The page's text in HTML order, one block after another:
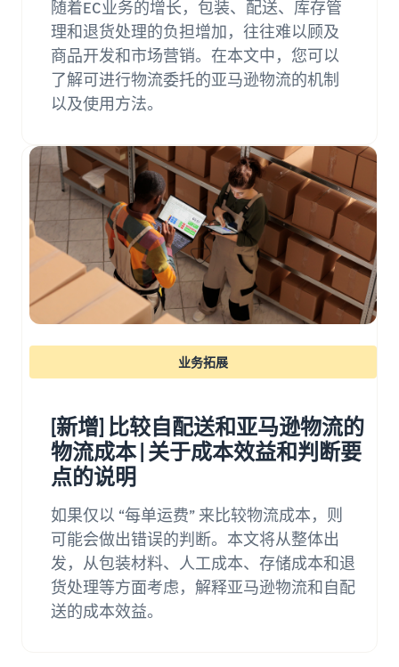
家入
门大
礼包
利用这
些权
益，以
价格开
始使用
新卖家
指南。
最高
787.5 万
日元的
品牌销
售额返
可快速
比较不
同配送
方式的
成本。
亚马逊广告
通过赞助广告提高知名度和
购买量
限时优惠
查看其他计划
亚马逊
物流
（FBA）
送代理服
入您的商
品，亚马逊
即可处理从
接受订单到
和退货处理
的所有事
宜，从而减
少麻烦并提
高销售效
率。
新卖家入门大礼包
最高返还 787.5 万日元
亚马逊物流新选品优
为新的亚马逊物流卖家提供
JAPAN STORE 计划
支持日本品牌在海外的销售
渠道
咨询服务
专职顾问帮助您发展业务
查看所有计划
亚马逊品
牌注册
（Brand
Registry）
在Amazon Brand
Registry中注册
品牌，即可使用
各种品牌建设工
具和品牌保护权
解释 EC 的基础知识和结构
关于线上销售
介绍线上销售的基本步骤
什么是商城？
介绍商城的概念以及如何在
亚马逊商城销售
什么是配送代理服
务？
如何配送、退货以及服务客
户
优化库存管理
有效管理库存的 5 个要点
如何创立品牌？
品牌创立步骤和案例介绍
随着EC业务的增长，包装、配送、库存管
理和退货处理的负担增加，往往难以顾及
商品开发和市场营销。在本文中，您可以
了解可进行物流委托的亚马逊物流的机制
以及使用方法。
业务拓展
[新增] 比较自配送和亚马逊物流的
物流成本 | 关于成本效益和判断要
点的说明
如果仅以 “每单运费” 来比较物流成本，则
可能会做出错误的判断。本文将从整体出
发，从包装材料、人工成本、存储成本和退
货处理等方面考虑，解释亚马逊物流和自配
送的成本效益。